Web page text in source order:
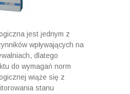
jest jednym z
wpływających na
dlatego
do wymagań norm
wiąże się z
stanu